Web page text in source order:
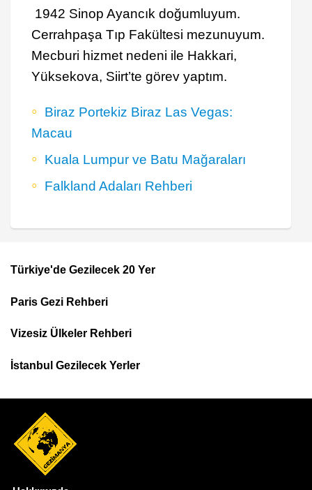
1942 Sinop Ayancık doğumluyum.
Cerrahpaşa Tıp Fakültesi mezunuyum.
Mecburi hizmet nedeni ile Hakkari,
Yüksekova, Siirt’te görev yaptım.
Biraz Portekiz Biraz Las Vegas:
Macau
Kuala Lumpur ve Batu Mağaraları
Falkland Adaları Rehberi
Footer
Top
Menu
Türkiye'de Gezilecek 20 Yer
Paris Gezi Rehberi
Vizesiz Ülkeler Rehberi
İstanbul Gezilecek Yerler